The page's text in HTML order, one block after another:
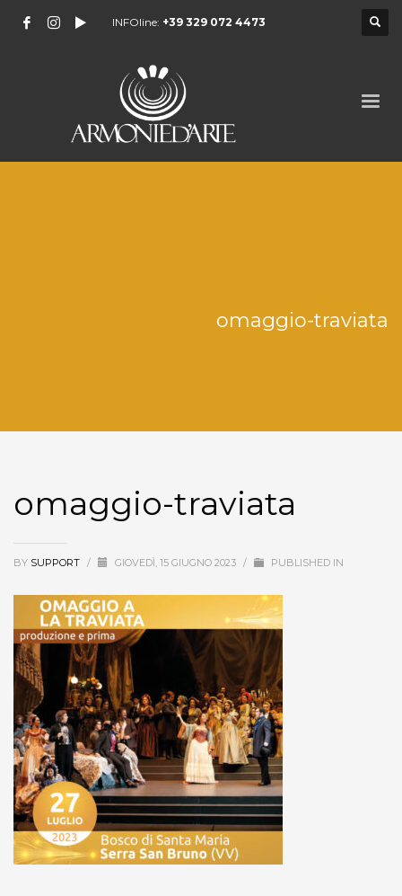
INFOline: +39 329 072 4473
omaggio-traviata
omaggio-traviata
BY SUPPORT / GIOVEDÌ, 15 GIUGNO 2023 / PUBLISHED IN